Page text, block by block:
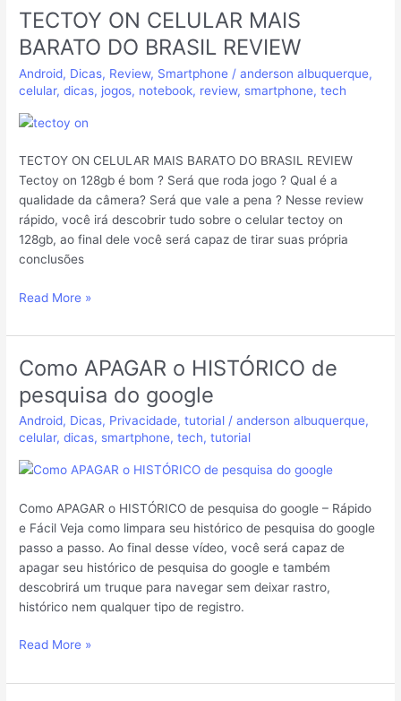
TECTOY ON CELULAR MAIS
BARATO DO BRASIL REVIEW
Android, Dicas, Review, Smartphone /anderson albuquerque,
celular,dicas, jogos, notebook, review, smartphone,tech
TECTOY ON CELULAR MAIS BARATO DO BRASIL REVIEW
Tectoy on 128gb é bom ? Será que roda jogo ? Qual é a
qualidade da câmera? Será que vale a pena ? Nesse review
rápido, você irá descobrir tudo sobre o celular tectoy on
128gb, ao final dele você será capaz de tirar suas própria
conclusões
TECTOY
ON
CELULAR
MAIS
BARATO
DO
REVIEW
Read More »
Como APAGAR o HISTÓRICO de
pesquisa do google
Android, Dicas, Privacidade,tutorial /anderson albuquerque,
celular,dicas, smartphone,tech,tutorial
Como APAGAR o HISTÓRICO de pesquisa do google – Rápido
e Fácil Veja como limpara seu histórico de pesquisa do google
passo a passo. Ao final desse vídeo, você será capaz de
apagar seu histórico de pesquisa do google e também
descobrirá um truque para navegar sem deixar rastro,
histórico nem qualquer tipo de registro.
Como
o
HISTÓRICO
de
pesquisa
google
Read More »